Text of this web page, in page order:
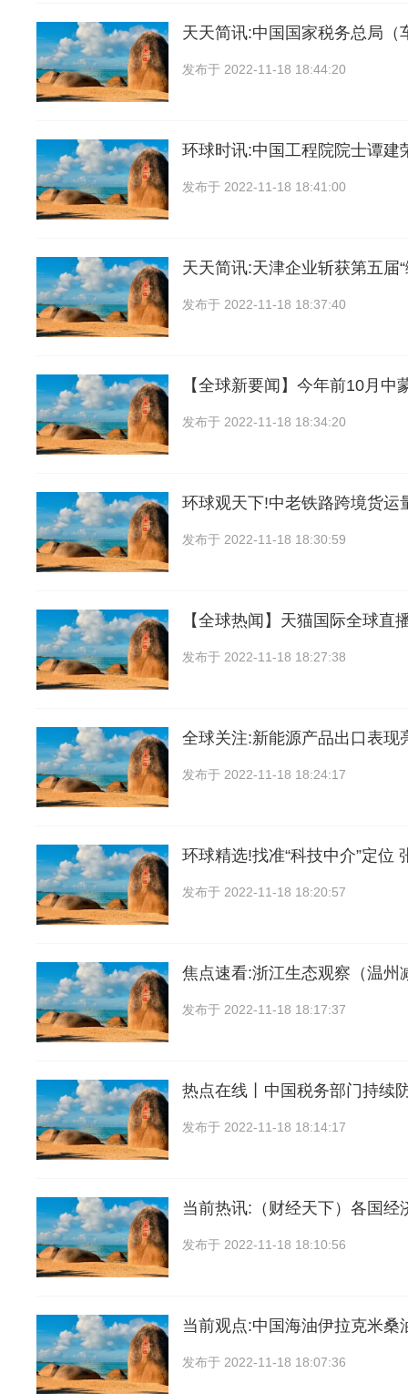
天天简讯:中国国家税务总局（
发布于 2022-11-18 18:44:20
环球时讯:中国工程院院士谭建
发布于 2022-11-18 18:41:00
天天简讯:天津企业斩获第五届“
发布于 2022-11-18 18:37:40
【全球新要闻】今年前10月中
发布于 2022-11-18 18:34:20
环球观天下!中老铁路跨境货运
发布于 2022-11-18 18:30:59
【全球热闻】天猫国际全球直
发布于 2022-11-18 18:27:38
全球关注:新能源产品出口表现
发布于 2022-11-18 18:24:17
环球精选!找准“科技中介”定位
发布于 2022-11-18 18:20:57
焦点速看:浙江生态观察（温州
发布于 2022-11-18 18:17:37
热点在线丨中国税务部门持续
发布于 2022-11-18 18:14:17
当前热讯:（财经天下）各国经
发布于 2022-11-18 18:10:56
当前观点:中国海油伊拉克米桑
发布于 2022-11-18 18:07:36